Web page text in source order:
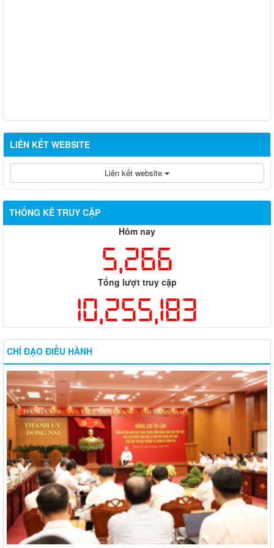
LIÊN KẾT WEBSITE
Liên kết website
THỐNG KÊ TRUY CẬP
Hôm nay
5,266
Tổng lượt truy cập
10,255,183
CHỈ ĐẠO ĐIỀU HÀNH